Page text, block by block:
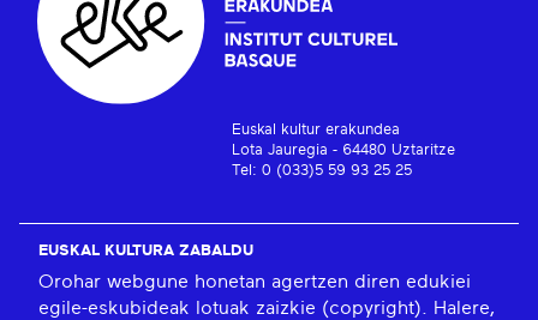
Euskal kultur erakundea
Lota Jauregia - 64480 Uztaritze
Tel: 0 (033)5 59 93 25 25
EUSKAL KULTURA ZABALDU
Orohar webgune honetan agertzen diren edukiei
egile-eskubideak lotuak zaizkie (copyright). Halere,